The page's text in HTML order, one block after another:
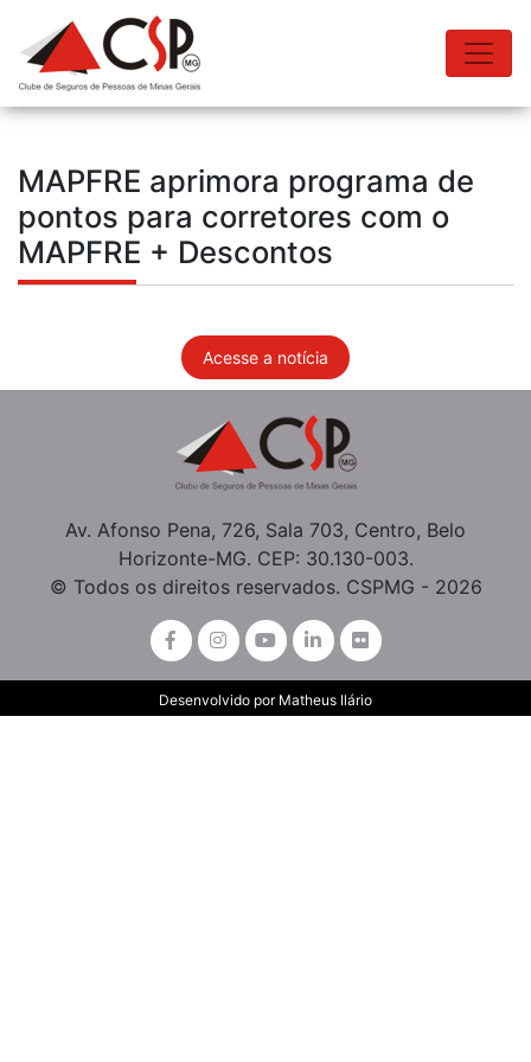
MAPFRE aprimora programa de
pontos para corretores com o
MAPFRE + Descontos
Acesse a notícia
Av. Afonso Pena, 726, Sala 703, Centro, Belo
Horizonte-MG. CEP: 30.130-003.
© Todos os direitos reservados. CSPMG - 2026
Desenvolvido por Matheus Ilário